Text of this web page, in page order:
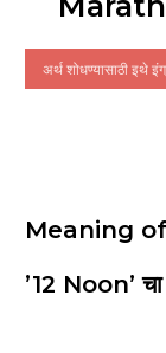
Meaning of
’12 Noon’ चा